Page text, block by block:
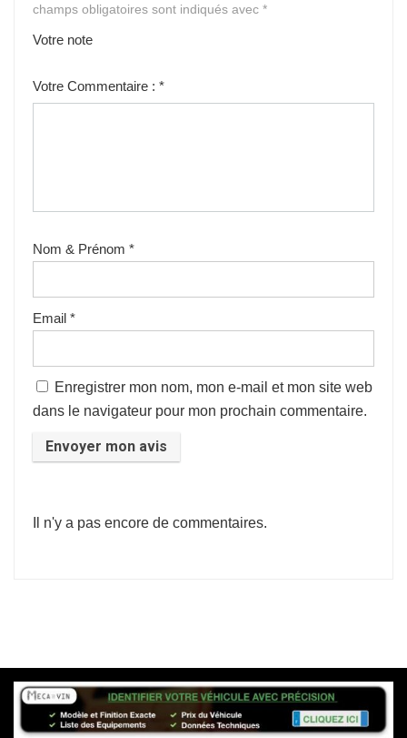
champs obligatoires sont indiqués avec *
Votre note
Votre Commentaire : *
Nom & Prénom *
Email *
Enregistrer mon nom, mon e-mail et mon site web
dans le navigateur pour mon prochain commentaire.
Il n'y a pas encore de commentaires.